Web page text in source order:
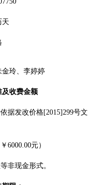
天
金玲、李婷婷
及收费金额
依据发改价格[2015]299号文
6000.00元）
非现金形式。